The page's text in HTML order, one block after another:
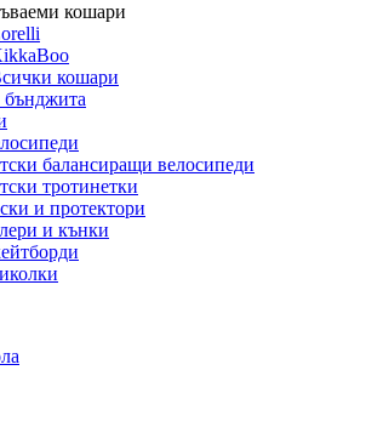
кошари
кошари
балансиращи велосипеди
тротинетки
и протектори
и кънки